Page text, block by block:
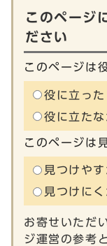
このページ
ださい
このページは
役に立った
役に立たな
このページは
見つけや
見つけに
お寄せいただ
ジ運営の参考